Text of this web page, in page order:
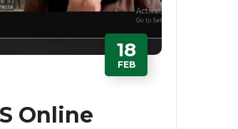
18
FEB
Online